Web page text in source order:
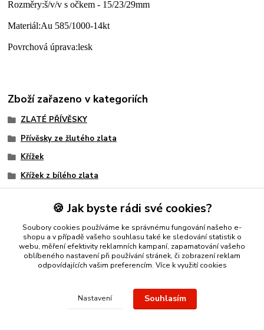
Rozměry:š/v/v s očkem - 15/23/29mm
Materiál:Au 585/1000-14kt
Povrchová úprava:lesk
Zboží zařazeno v kategoriích
ZLATÉ PŘÍVĚSKY
Přívěsky ze žlutého zlata
Křížek
Křížek z bílého zlata
Křížek pro muže
Velikonoce
Nákup zlatého šperku s jistotou a ke spokojenosti
nebo řetízek spolehlivý nápad na dárek.Stříbro Nikol
🍪 Jak byste rádi své cookies?
Soubory cookies používáme ke správnému fungování našeho e-
shopu a v případě vašeho souhlasu také ke sledování statistik o
webu, měření efektivity reklamních kampaní, zapamatování vašeho
oblíbeného nastavení při používání stránek, či zobrazení reklam
odpovídajících vašim preferencím. Více k využití cookies
Nastavení Souhlasím